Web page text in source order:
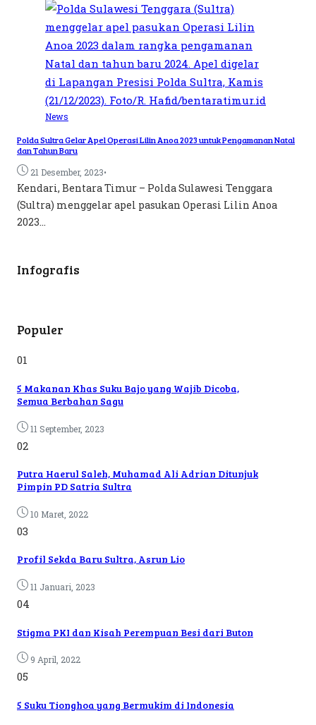
News
Polda Sultra Gelar Apel Operasi Lilin Anoa 2023 untuk Pengamanan Natal
dan Tahun Baru
21 Desember, 2023•
Kendari, Bentara Timur – Polda Sulawesi Tenggara
(Sultra) menggelar apel pasukan Operasi Lilin Anoa
2023...
Infografis
Populer
01
5 Makanan Khas Suku Bajo yang Wajib Dicoba,
Semua Berbahan Sagu
11 September, 2023
02
Putra Haerul Saleh, Muhamad Ali Adrian Ditunjuk
Pimpin PD Satria Sultra
10 Maret, 2022
03
Profil Sekda Baru Sultra, Asrun Lio
11 Januari, 2023
04
Stigma PKI dan Kisah Perempuan Besi dari Buton
9 April, 2022
05
5 Suku Tionghoa yang Bermukim di Indonesia